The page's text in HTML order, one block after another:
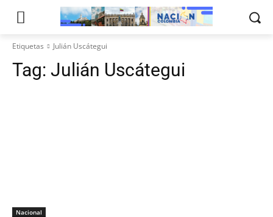
Etiquetas Julián Uscátegui
Tag: Julián Uscátegui
Nacional